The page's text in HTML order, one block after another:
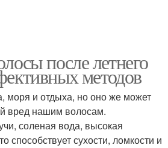
после летнего
методов
моря и отдыха, но оно же может
вред нашим волосам.
соленая вода, высокая
способствует сухости, ломкости и